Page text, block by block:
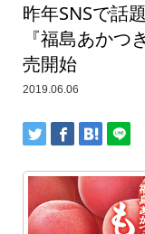
昨年SNSで話
『福島あかつ
売開始
2019.06.06